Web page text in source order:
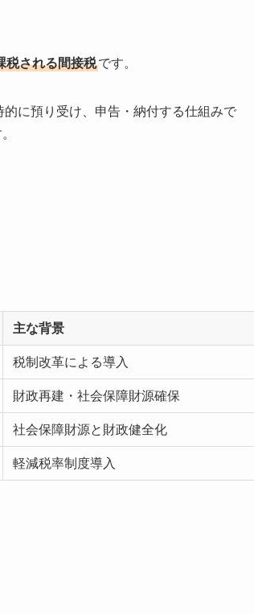
税される間接税です。
に預り受け、申告・納付する仕組みで
主な背景
税制改革による導入
財政再建・社会保障財源確保
社会保障財源と財政健全化
軽減税率制度導入